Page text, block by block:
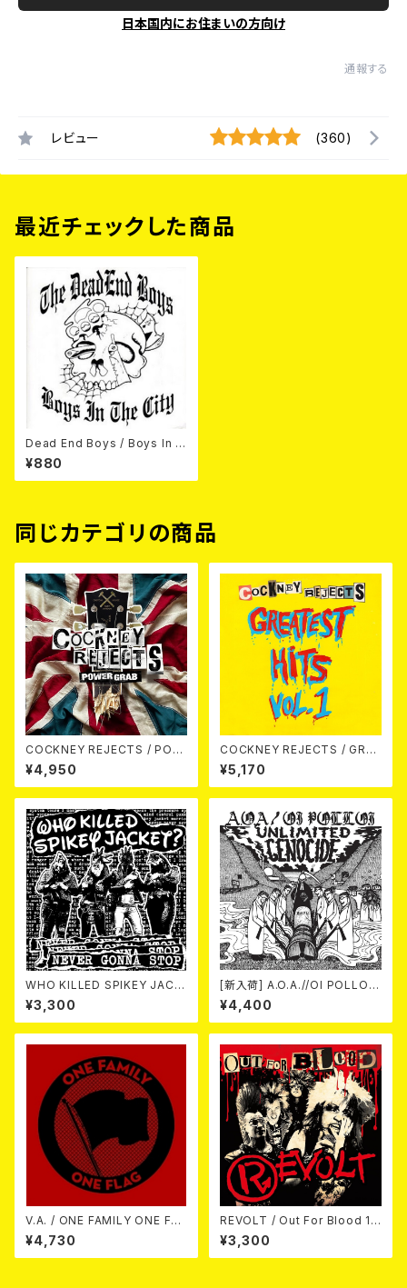
日本国内にお住まいの方向け
通報する
レビュー (360)
最近チェックした商品
Dead End Boys / Boys In T
¥880
同じカテゴリの商品
COCKNEY REJECTS / POW
¥4,950
COCKNEY REJECTS / GREA
¥5,170
WHO KILLED SPIKEY JACK
ET? / Never Gonna Sto
p 10EP
¥3,300
[新入荷] A.O.A.//OI POLLOI /
Unlimited Genocide LP (SP
LIT LP)
¥4,400
V.A. / ONE FAMILY ONE FLA
G 3LP
¥4,730
REVOLT / Out For Blood 1
0”
¥3,300